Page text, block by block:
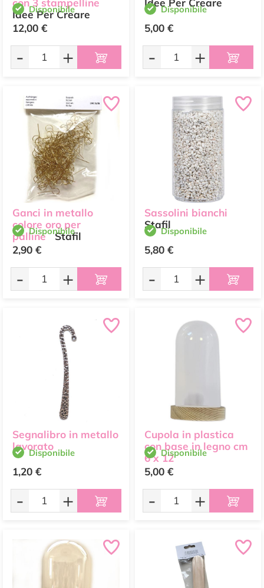
con 3 stampelline
Idee Per Creare
Disponibile
12,00 €
- +
Idee Per Creare
Disponibile
5,00 €
- +
Ganci in metallo
colore oro per
palline Stafil
Disponibile
2,90 €
- +
Sassolini bianchi
Stafil
Disponibile
5,80 €
- +
Segnalibro in metallo
lavorato
Disponibile
1,20 €
- +
Cupola in plastica
con base in legno cm
6 x 12Disponibile
5,00 €
- +